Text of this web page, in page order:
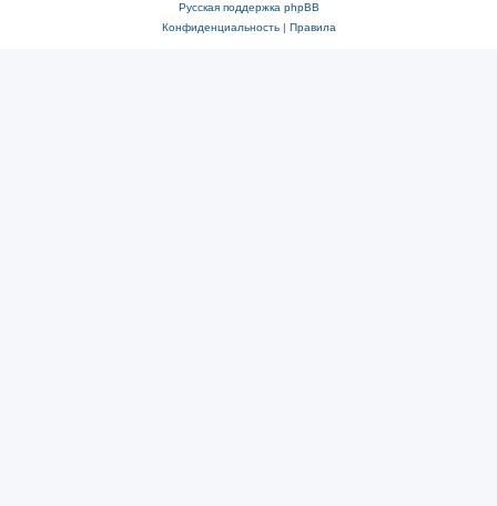
Русская поддержка phpBB
Конфиденциальность| Правила